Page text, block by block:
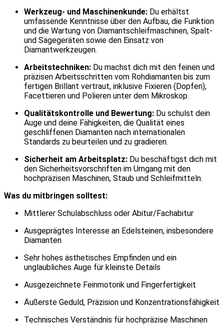
Werkzeug- und Maschinenkunde: Du erhältst
umfassende Kenntnisse über den Aufbau, die Funktion
und die Wartung von Diamantschleifmaschinen, Spalt-
und Sägegeräten sowie den Einsatz von
Diamantwerkzeugen.
Arbeitstechniken: Du machst dich mit den feinen und
präzisen Arbeitsschritten vom Rohdiamanten bis zum
fertigen Brillant vertraut, inklusive Fixieren (Dopfen),
Facettieren und Polieren unter dem Mikroskop.
Qualitätskontrolle und Bewertung: Du schulst dein
Auge und deine Fähigkeiten, die Qualität eines
geschliffenen Diamanten nach internationalen
Standards zu beurteilen und zu gradieren.
Sicherheit am Arbeitsplatz: Du beschäftigst dich mit
den Sicherheitsvorschriften im Umgang mit den
hochpräzisen Maschinen, Staub und Schleifmitteln.
Was du mitbringen solltest:
Mittlerer Schulabschluss oder Abitur/Fachabitur
Ausgeprägtes Interesse an Edelsteinen, insbesondere
Diamanten
Sehr hohes ästhetisches Empfinden und ein
unglaubliches Auge für kleinste Details
Ausgezeichnete Feinmotorik und Fingerfertigkeit
Äußerste Geduld, Präzision und Konzentrationsfähigkeit
Technisches Verständnis für hochpräzise Maschinen